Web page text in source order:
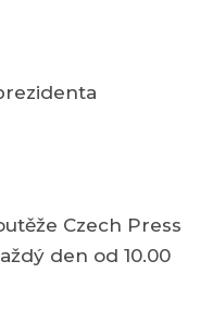
Czech Press
den od 10.00